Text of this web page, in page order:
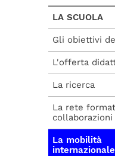
LA SCUOLA
Gli obiettivi
L'offerta
La ricerca
La rete
collaborazioni
La mobilità
internazionale